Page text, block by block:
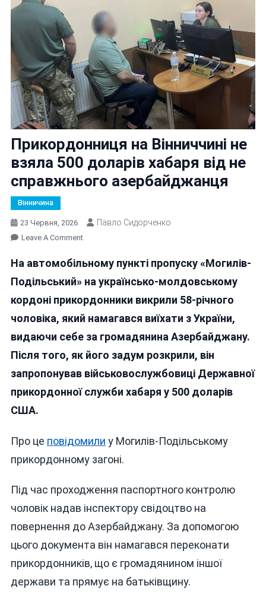
Прикордонниця на Вінниччині не
взяла 500 доларів хабаря від не
справжнього азербайджанця
Вінничина
23 Червня, 2026 Павло Сидорченко
Leave A CommentOn
На
Вінниччині
Взяла
500
Від
Не
Справжнього
Азербайджанця
На автомобільному пункті пропуску «Могилів-
Подільський» на українсько-молдовському
кордоні прикордонники викрили 58-річного
чоловіка, який намагався виїхати з України,
видаючи себе за громадянина Азербайджану.
Після того, як його задум розкрили, він
запропонував військовослужбовиці Державної
прикордонної служби хабаря у 500 доларів
США.
Про це повідомили у Могилів-Подільському
прикордонному загоні.
Під час проходження паспортного контролю
чоловік надав інспектору свідоцтво на
повернення до Азербайджану. За допомогою
цього документа він намагався переконати
прикордонників, що є громадянином іншої
держави та прямує на батьківщину.